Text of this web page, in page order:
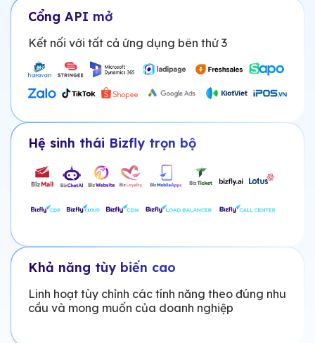
Cổng API mở
Kết nối với tất cả ứng dụng bên thứ 3
Hệ sinh thái Bizfly trọn bộ
Khả năng tùy biến cao
Linh hoạt tùy chỉnh các tính năng theo đúng nhu
cầu và mong muốn của doanh nghiệp